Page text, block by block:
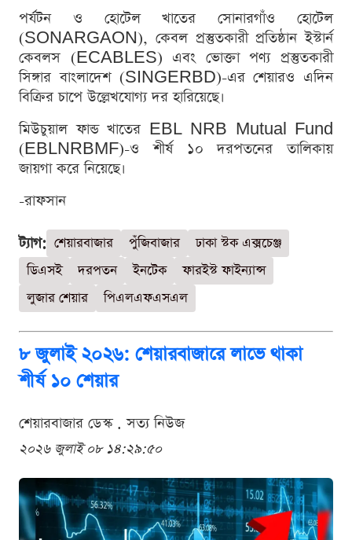
পর্যটন ও হোটেল খাতের সোনারগাঁও হোটেল
(SONARGAON), কেবল প্রস্তুতকারী প্রতিষ্ঠান ইস্টার্ন
কেবলস (ECABLES) এবং ভোক্তা পণ্য প্রস্তুতকারী
সিঙ্গার বাংলাদেশ (SINGERBD)-এর শেয়ারও এদিন
বিক্রির চাপে উল্লেখযোগ্য দর হারিয়েছে।
মিউচুয়াল ফান্ড খাতের EBL NRB Mutual Fund
(EBLNRBMF)-ও শীর্ষ ১০ দরপতনের তালিকায়
জায়গা করে নিয়েছে।
-রাফসান
ট্যাগ: শেয়ারবাজার পুঁজিবাজার
ঢাকা স্টক এক্সচেঞ্জ
ডিএসই
দরপতন ইনটেক
ফারইস্ট ফাইন্যান্স
লুজার শেয়ার
পিএলএফএসএল
৮ জুলাই ২০২৬: শেয়ারবাজারে লাভে থাকা
শীর্ষ ১০ শেয়ার
শেয়ারবাজার ডেস্ক . সত্য নিউজ
২০২৬ জুলাই ০৮ ১৪:২৯:৫০